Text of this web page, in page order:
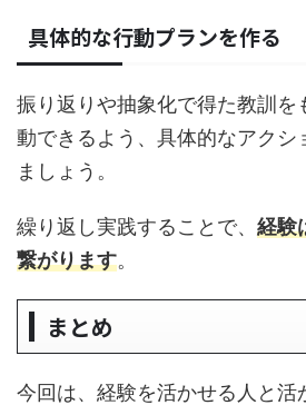
具体的な行動プランを作る
振り返りや抽象化で得た教訓を
動できるよう、具体的なアクシ
ましょう。
繰り返し実践することで、 経験
繋がります。
まとめ
今回は、経験を活かせる人と活